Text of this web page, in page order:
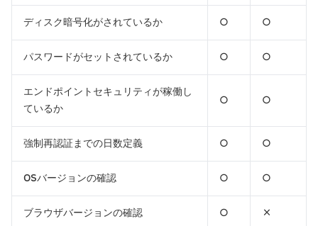
ディスク暗号化がされているか ○ ○
パスワードがセットされているか ○ ○
エンドポイントセキュリティが稼働し
ているか
○ ○
強制再認証までの日数定義 ○ ○
OSバージョンの確認 ○ ○
ブラウザバージョンの確認 ○ ×